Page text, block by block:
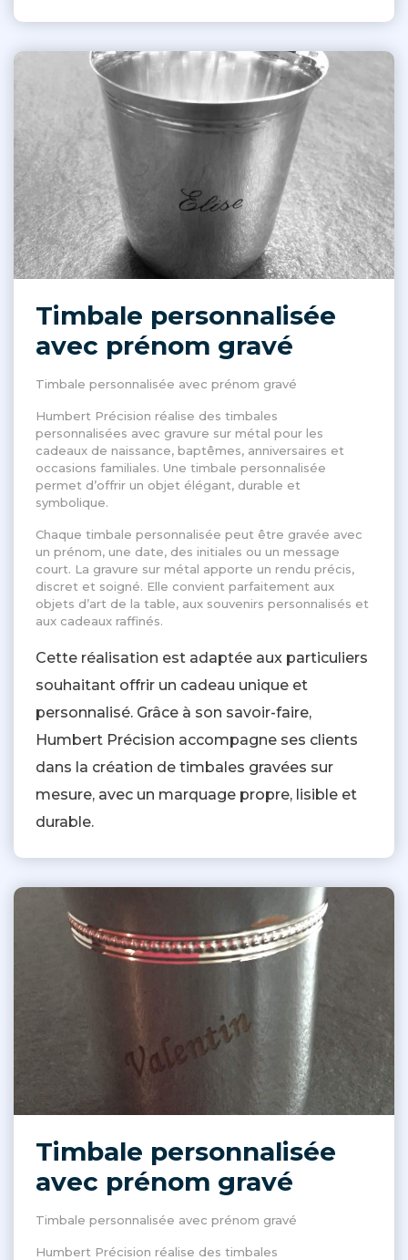
Timbale personnalisée
avec prénom gravé
Timbale personnalisée avec prénom gravé
Humbert Précision réalise des timbales
personnalisées avec gravure sur métal pour les
cadeaux de naissance, baptêmes, anniversaires et
occasions familiales. Une timbale personnalisée
permet d’offrir un objet élégant, durable et
symbolique.
Chaque timbale personnalisée peut être gravée avec
un prénom, une date, des initiales ou un message
court. La gravure sur métal apporte un rendu précis,
discret et soigné. Elle convient parfaitement aux
objets d’art de la table, aux souvenirs personnalisés et
aux cadeaux raffinés.
Cette réalisation est adaptée aux particuliers
souhaitant offrir un cadeau unique et
personnalisé. Grâce à son savoir-faire,
Humbert Précision accompagne ses clients
dans la création de timbales gravées sur
mesure, avec un marquage propre, lisible et
durable.
Timbale personnalisée
avec prénom gravé
Timbale personnalisée avec prénom gravé
Humbert Précision réalise des timbales